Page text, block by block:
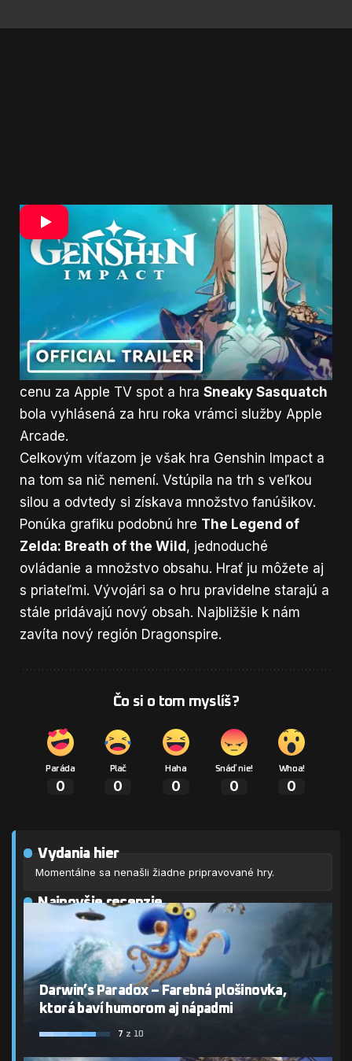
Obchod Apple App Store vyhlásenie mobilnej hry
roka nijak podrobnejšie nekomentoval,no tiež sa
ňou stala hra Genshin Impact . Okrem toho sa k
oceneniu dostalo aj niekoľko iných hier v
rôznych kategóriách. Legends of Runeterra
bola vyhlásená za najlepšiu hru roka na
zariadenia iPad.Disco Elysiumzískala cenu za
platformu Mac,Dandara Trials of Fearzískala
cenu za Apple TV spot a hra Sneaky Sasquatch
bola vyhlásená za hru roka vrámci služby Apple
Arcade.
Celkovým víťazom je však hra Genshin Impact a
na tom sa nič nemení. Vstúpila na trh s veľkou
silou a odvtedy si získava množstvo fanúšikov.
Ponúka grafiku podobnú hre The Legend of
Zelda: Breath of the Wild, jednoduché
ovládanie a množstvo obsahu. Hrať ju môžete aj
s priateľmi. Vývojári sa o hru pravidelne starajú a
stále pridávajú nový obsah. Najbližšie k nám
zavíta nový región Dragonspire.
Čo si o tom myslíš?
Paráda
0
Plač
0
Haha
0
Snáď nie!
0
Whoa!
0
Vydania hier
Momentálne sa nenašli žiadne pripravované hry.
Najnovšie recenzie
Darwin’s Paradox – Farebná plošinovka,
ktorá baví humorom aj nápadmi
7 z 10